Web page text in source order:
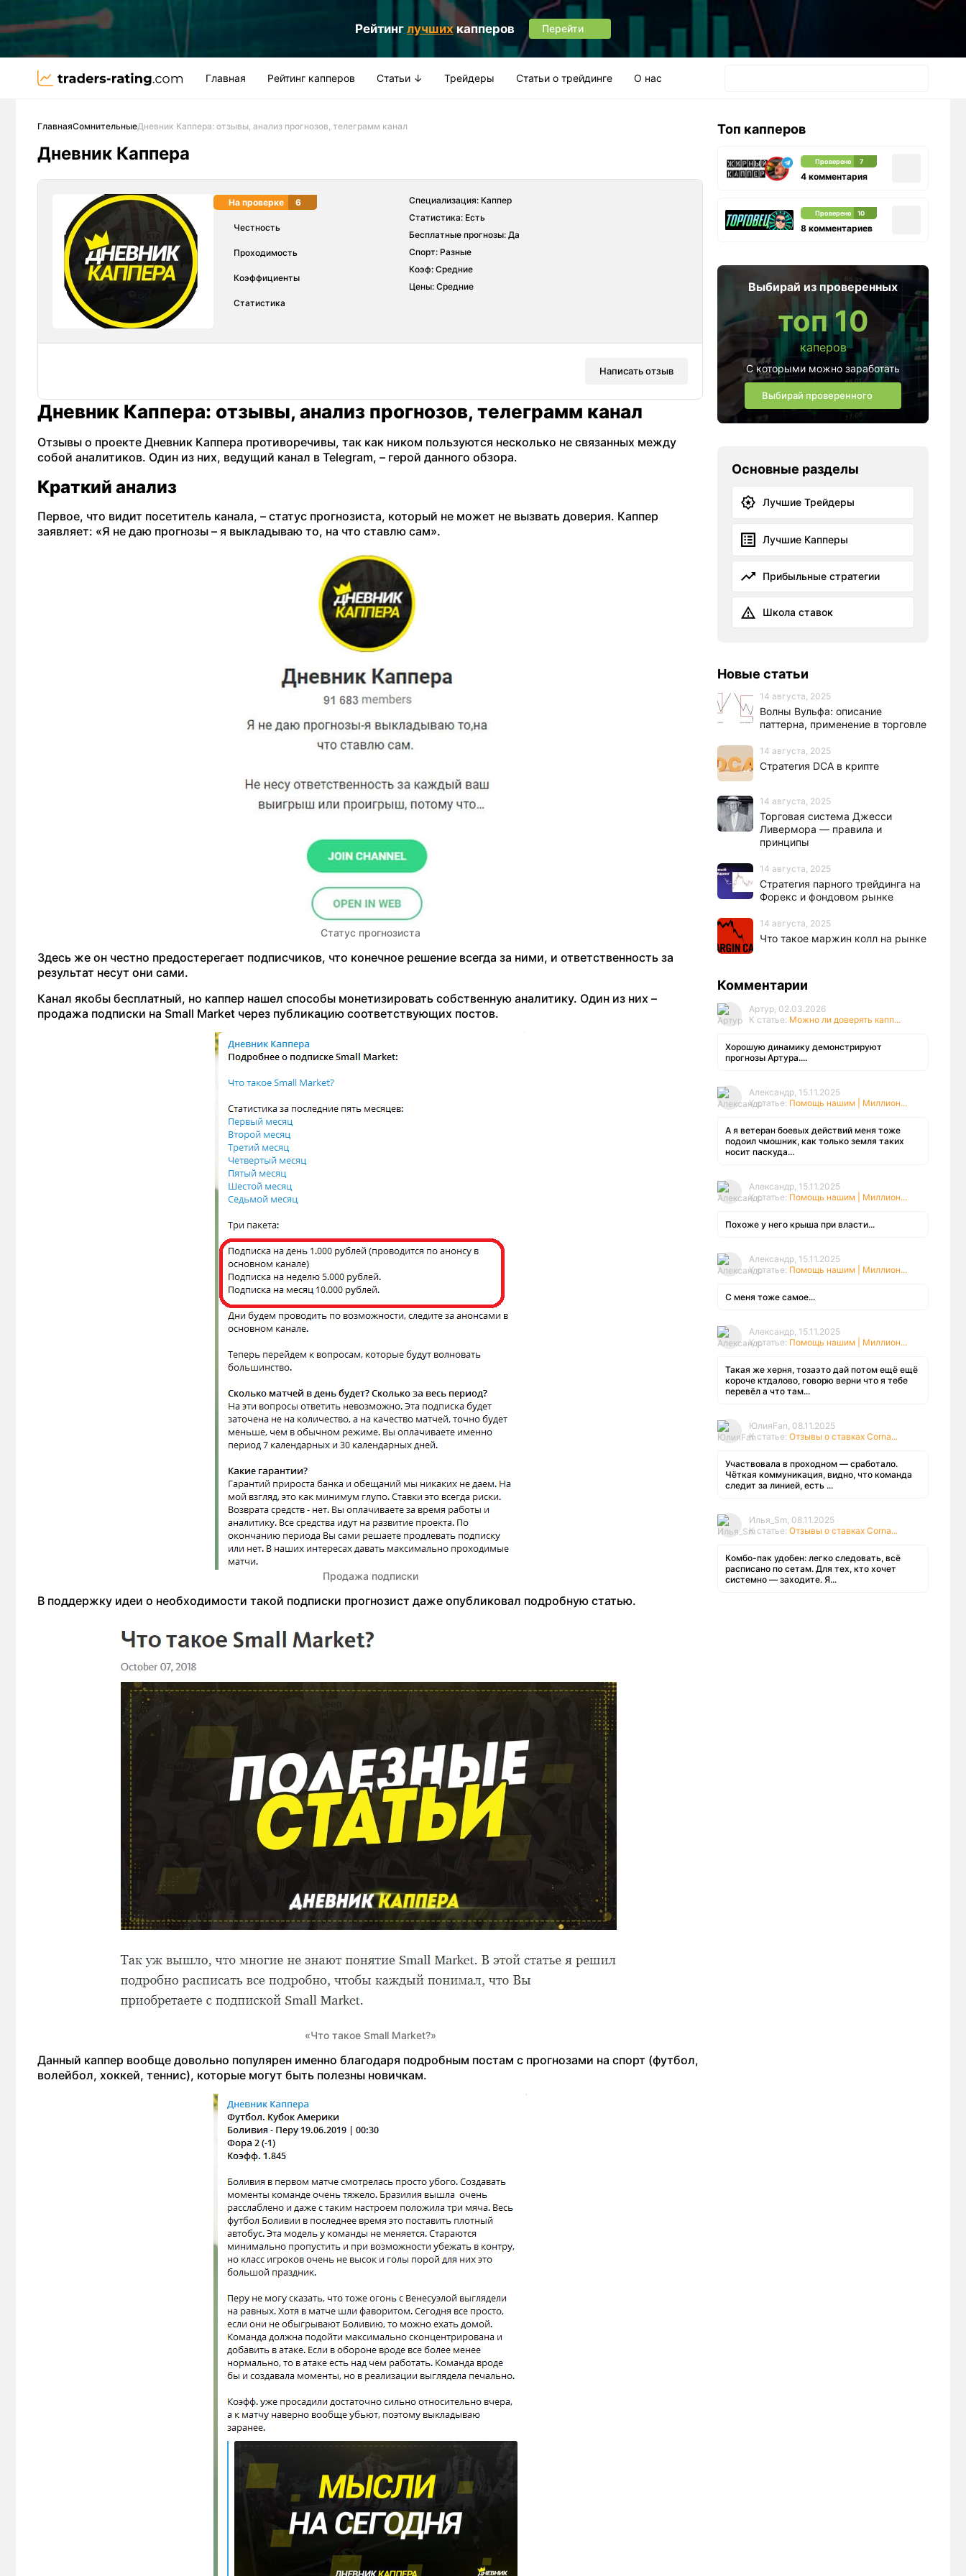
Рейтинг лучшихкапперов Перейти
Главная Рейтинг капперов Статьи ↓ Трейдеры Статьи о трейдинге О нас
ГлавнаяСомнительныеДневник Каппера: отзывы, анализ прогнозов, телеграмм канал
Дневник Каппера
На проверке 6
Честность
Проходимость
Коэффициенты
Статистика
Специализация: Каппер
Статистика: Есть
Бесплатные прогнозы: Да
Спорт: Разные
Коэф: Средние
Цены: Средние
Написать отзыв
Дневник Каппера: отзывы, анализ прогнозов, телеграмм канал
Отзывы о проекте Дневник Каппера противоречивы, так как ником пользуются несколько не связанных между
собой аналитиков. Один из них, ведущий канал в Telegram, – герой данного обзора.
Краткий анализ
Первое, что видит посетитель канала, – статус прогнозиста, который не может не вызвать доверия. Каппер
заявляет: «Я не даю прогнозы – я выкладываю то, на что ставлю сам».
Статус прогнозиста
Здесь же он честно предостерегает подписчиков, что конечное решение всегда за ними, и ответственность за
результат несут они сами.
Канал якобы бесплатный, но каппер нашел способы монетизировать собственную аналитику. Один из них –
продажа подписки на Small Market через публикацию соответствующих постов.
Продажа подписки
В поддержку идеи о необходимости такой подписки прогнозист даже опубликовал подробную статью.
«Что такое Small Market?»
Данный каппер вообще довольно популярен именно благодаря подробным постам с прогнозами на спорт (футбол,
волейбол, хоккей, теннис), которые могут быть полезны новичкам.
Топ капперов
Проверено 7
4 комментария
Проверено 10
8 комментариев
Выбирай из проверенных
топ 10
каперов
С которыми можно заработать
Выбирай проверенного
Основные разделы
Лучшие Трейдеры
Лучшие Капперы
Прибыльные стратегии
Школа ставок
Новые статьи
14 августа, 2025
Волны Вульфа: описание
паттерна, применение в торговле
14 августа, 2025
Стратегия DCA в крипте
14 августа, 2025
Торговая система Джесси
Ливермора — правила и
принципы
14 августа, 2025
Стратегия парного трейдинга на
Форекс и фондовом рынке
14 августа, 2025
Что такое маржин колл на рынке
Комментарии
Артур, 02.03.2026
К статье: Можно ли доверять капп...
Хорошую динамику демонстрируют
прогнозы Артура....
Александр, 15.11.2025
К статье: Помощь нашим | Миллион...
А я ветеран боевых действий меня тоже
подоил чмошник, как только земля таких
носит паскуда...
Александр, 15.11.2025
К статье: Помощь нашим | Миллион...
Похоже у него крыша при власти...
Александр, 15.11.2025
К статье: Помощь нашим | Миллион...
С меня тоже самое...
Александр, 15.11.2025
К статье: Помощь нашим | Миллион...
Такая же херня, тозаэто дай потом ещё ещё
короче ктдалово, говорю верни что я тебе
перевёл а что там...
ЮлияFan, 08.11.2025
К статье: Отзывы о ставках Corna...
Участвовала в проходном — сработало.
Чёткая коммуникация, видно, что команда
следит за линией, есть ...
Илья_Sm, 08.11.2025
К статье: Отзывы о ставках Corna...
Комбо-пак удобен: легко следовать, всё
расписано по сетам. Для тех, кто хочет
системно — заходите. Я...